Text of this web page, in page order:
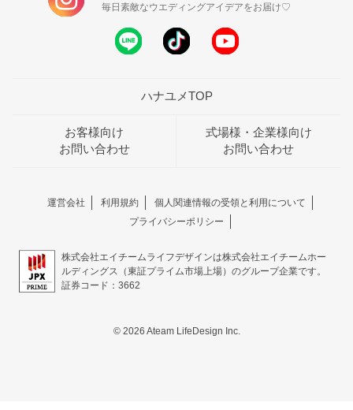
毎日素敵なウエディングアイデアをお届け♡
ハナユメTOP
お客様向け
お問い合わせ
式場様・企業様向け
お問い合わせ
運営会社 利用規約
個人関連情報の受領と利用について
プライバシーポリシー
株式会社エイチームライフデザインは株式会社エイチームホー
ルディングス（東証プライム市場上場）のグループ企業です。
証券コード：3662
© 2026 Ateam LifeDesign Inc.